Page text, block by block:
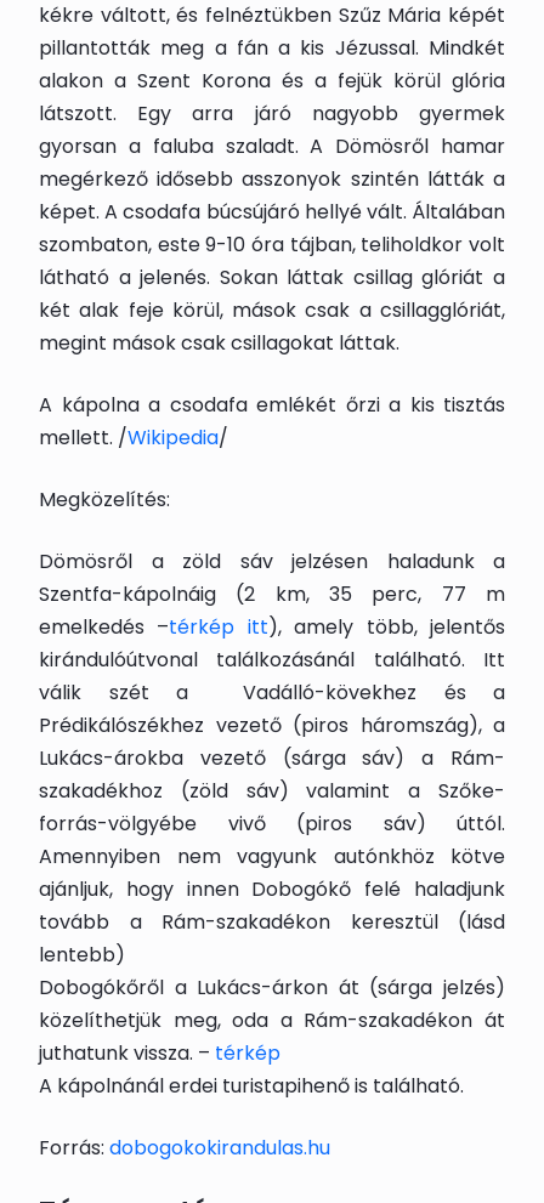
kékre váltott, és felnéztükben Szűz Mária képét
pillantották meg a fán a kis Jézussal. Mindkét
alakon a Szent Korona és a fejük körül glória
látszott. Egy arra járó nagyobb gyermek
gyorsan a faluba szaladt. A Dömösről hamar
megérkező idősebb asszonyok szintén látták a
képet. A csodafa búcsújáró hellyé vált. Általában
szombaton, este 9-10 óra tájban, teliholdkor volt
látható a jelenés. Sokan láttak csillag glóriát a
két alak feje körül, mások csak a csillagglóriát,
megint mások csak csillagokat láttak.
A kápolna a csodafa emlékét őrzi a kis tisztás
mellett. /Wikipedia/
Megközelítés:
Dömösről a zöld sáv jelzésen haladunk a
Szentfa-kápolnáig (2 km, 35 perc, 77 m
emelkedés –térkép itt), amely több, jelentős
kirándulóútvonal találkozásánál található. Itt
válik szét a Vadálló-kövekhez és a
Prédikálószékhez vezető (piros háromszág), a
Lukács-árokba vezető (sárga sáv) a Rám-
szakadékhoz (zöld sáv) valamint a Szőke-
forrás-völgyébe vivő (piros sáv) úttól.
Amennyiben nem vagyunk autónkhöz kötve
ajánljuk, hogy innen Dobogókő felé haladjunk
tovább a Rám-szakadékon keresztül (lásd
lentebb)
Dobogókőről a Lukács-árkon át (sárga jelzés)
közelíthetjük meg, oda a Rám-szakadékon át
juthatunk vissza. – térkép
A kápolnánál erdei turistapihenő is található.
Forrás: dobogokokirandulas.hu